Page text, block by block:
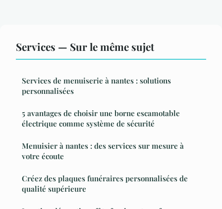
Services — Sur le même sujet
Services de menuiserie à nantes : solutions
personnalisées
5 avantages de choisir une borne escamotable
électrique comme système de sécurité
Menuisier à nantes : des services sur mesure à
votre écoute
Créez des plaques funéraires personnalisées de
qualité supérieure